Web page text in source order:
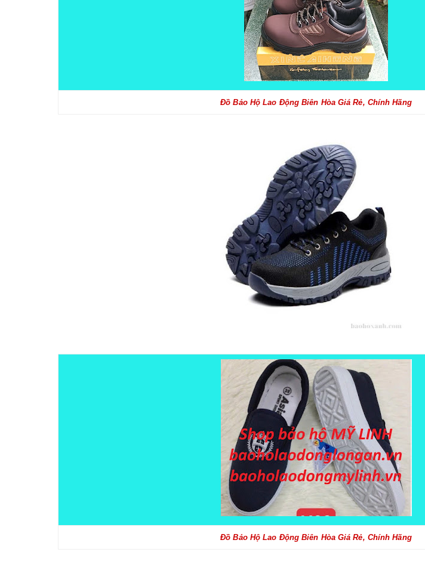
Đồ Bảo Hộ Lao Động Biên Hòa Giá Rẻ, Chính Hãng
Đồ Bảo Hộ Lao Động Biên Hòa Giá Rẻ, Chính Hãng